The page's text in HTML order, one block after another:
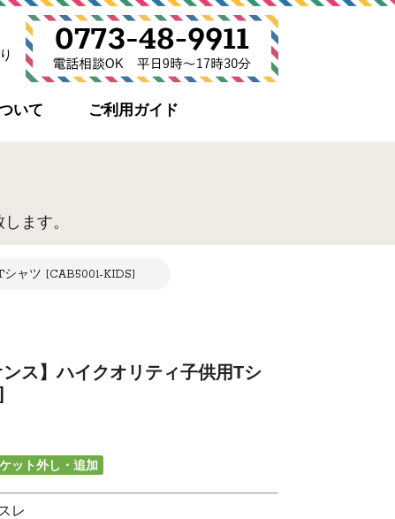
いて ご利用ガイド
ます。
ャツ [CAB5001-KIDS]
ス】ハイクオリティ子供用Tシ
ット外し・追加
レ